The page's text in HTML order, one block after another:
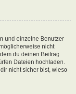
und einzelne Benutzer
nicht
du deinen Beitrag
Dateien hochladen.
nicht sicher bist, wieso